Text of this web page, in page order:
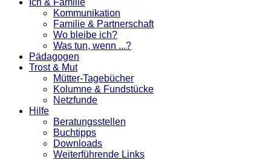
Ich & Familie
Kommunikation
Familie & Partnerschaft
Wo bleibe ich?
Was tun, wenn ...?
Pädagogen
Trost & Mut
Mütter-Tagebücher
Kolumne & Fundstücke
Netzfunde
Hilfe
Beratungsstellen
Buchtipps
Downloads
Weiterführende Links